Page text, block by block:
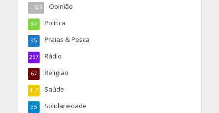
Opinião
1.503
Política
87
Praias & Pesca
95
Rádio
267
Religião
67
Saúde
417
Solidariedade
35